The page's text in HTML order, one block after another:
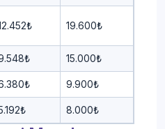
19.600₺
15.000₺
9.900₺
8.000₺